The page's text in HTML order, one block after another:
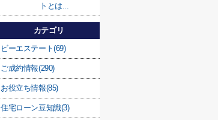
トとは...
カテゴリ
ビーエステート(69)
ご成約情報(290)
お役立ち情報(85)
住宅ローン豆知識(3)